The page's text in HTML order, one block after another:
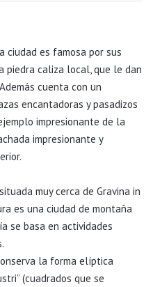
ciudad es famosa por sus
piedra caliza local, que le dan
cuenta con un
encantadoras y pasadizos
impresionante de la
impresionante y
situada muy cerca de Gravina in
es una ciudad de montaña
se basa en actividades
la forma elíptica
(cuadrados que se